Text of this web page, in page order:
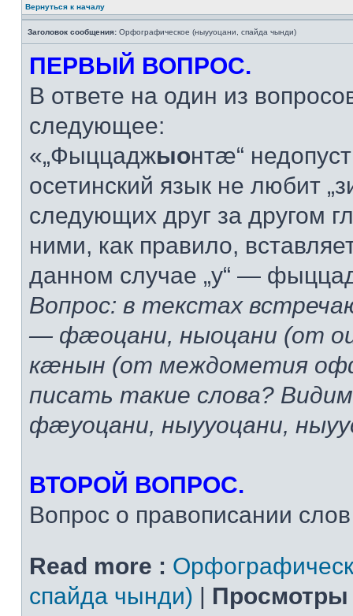
Вернуться к началу
Заголовок сообщения: Орфографическое (ныууоцани, спайда чынди)
ПЕРВЫЙ ВОПРОС.
В ответе на один из
следующее:
«„Фыццаджыонтæ“
осетинский язык не любит
следующих друг за другом
ними, как правило,
данном случае „у“ —
Вопрос: в текстах
— фæоцани, ныоцани (от
кæнын (от междометия
писать такие слова?
фæуоцани, ныууоцани,
ВТОРОЙ ВОПРОС.
Вопрос о правописании
Read more :
спайда чынди) | Просмотры